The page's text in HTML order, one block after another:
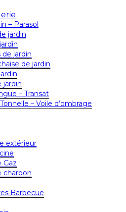
– Parasol
jardin
de jardin
de jardin
jardin
– Transat
– Voile d’ombrage
extérieur
Gaz
charbon
Barbecue